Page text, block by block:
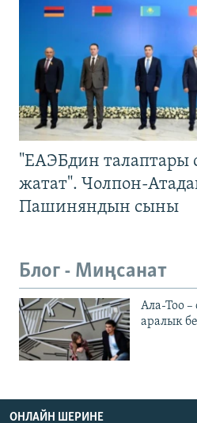
"ЕАЭБдин талаптары
жатат". Чолпон-
Пашиняндын сыны
Блог - Миңсанат
Ала-Тоо
аралык
ОНЛАЙН ШЕРИНЕ